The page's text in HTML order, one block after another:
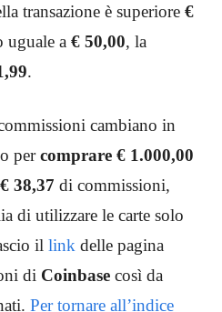
transazione è superiore €
a € 50,00, la
.
cambiano in
percomprare € 1.000,00
€ 38,37 di commissioni,
di utilizzare le carte solo
il link delle pagina
di Coinbase così da
Per tornare all’indice